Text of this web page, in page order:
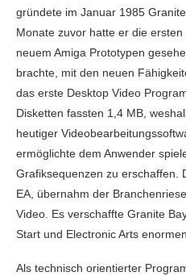
gründete im Januar 1985
Monate zuvor hatte er die
neuem Amiga Prototypen
brachte, mit den neuen
das erste Desktop Video
Disketten fassten 1,4 MB,
heutiger
ermöglichte dem Anwender
Grafiksequenzen zu erschaffen.
EA, übernahm der
Video. Es verschaffte Granite
Start und Electronic Arts
Als technisch orientierter